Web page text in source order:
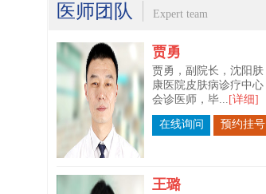
医师团队 Expert team
在线询问
王璐
王璐，副主任医师。从
长治疗各种常...[详细]